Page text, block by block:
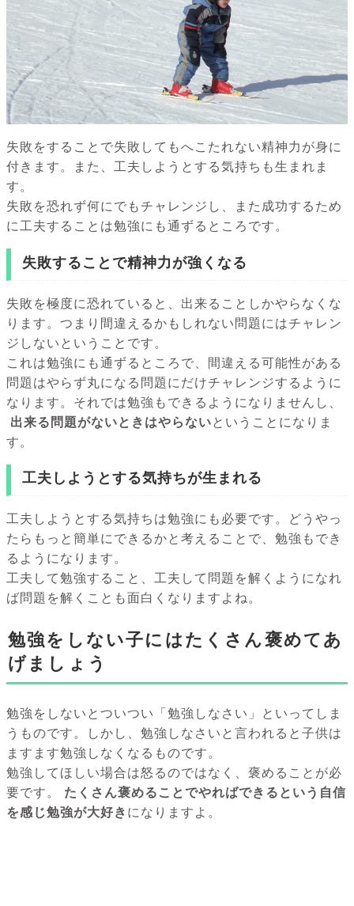
失敗をすることで失敗してもへこたれない精神力が身に
付きます。また、工夫しようとする気持ちも生まれま
す。
失敗を恐れず何にでもチャレンジし、また成功するため
に工夫することは勉強にも通ずるところです。
失敗することで精神力が強くなる
失敗を極度に恐れていると、出来ることしかやらなくな
ります。つまり間違えるかもしれない問題にはチャレン
ジしないということです。
これは勉強にも通ずるところで、間違える可能性がある
問題はやらず丸になる問題にだけチャレンジするように
なります。それでは勉強もできるようになりませんし、
出来る問題がないときはやらないということになりま
す。
工夫しようとする気持ちが生まれる
工夫しようとする気持ちは勉強にも必要です。どうやっ
たらもっと簡単にできるかと考えることで、勉強もでき
るようになります。
工夫して勉強すること、工夫して問題を解くようになれ
ば問題を解くことも面白くなりますよね。
勉強をしない子にはたくさん褒めてあ
げましょう
勉強をしないとついつい「勉強しなさい」といってしま
うものです。しかし、勉強しなさいと言われると子供は
ますます勉強しなくなるものです。
勉強してほしい場合は怒るのではなく、褒めることが必
要です。
たくさん褒めることでやればできるという自信
を感じ勉強が大好き になりますよ。